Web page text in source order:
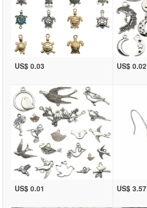
US$ 0.03 US$ 0.02
US$ 0.01 US$ 3.57